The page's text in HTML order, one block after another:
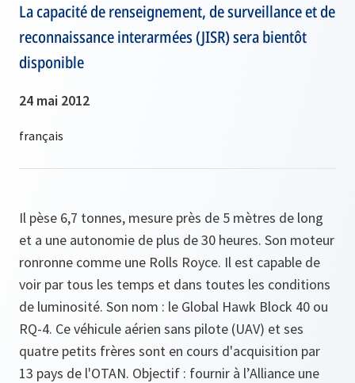
La capacité de renseignement, de surveillance et de
reconnaissance interarmées (JISR) sera bientôt
disponible
24 mai 2012
Il pèse 6,7 tonnes, mesure près de 5 mètres de long
et a une autonomie de plus de 30 heures. Son moteur
ronronne comme une Rolls Royce. Il est capable de
voir par tous les temps et dans toutes les conditions
de luminosité. Son nom : le Global Hawk Block 40 ou
RQ-4. Ce véhicule aérien sans pilote (UAV) et ses
quatre petits frères sont en cours d'acquisition par
13 pays de l'OTAN. Objectif : fournir à l’Alliance une